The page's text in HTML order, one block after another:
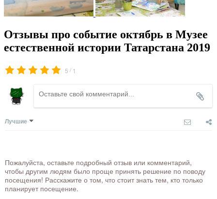
Отзывы про событие октябрь в Музее
естественной истории Татарстана 2019
5 / 1
Лучшие
Пожалуйста, оставьте подробный отзыв или комментарий,
чтобы другим людям было проще принять решение по поводу
посещения! Расскажите о том, что стоит знать тем, кто только
планирует посещение.